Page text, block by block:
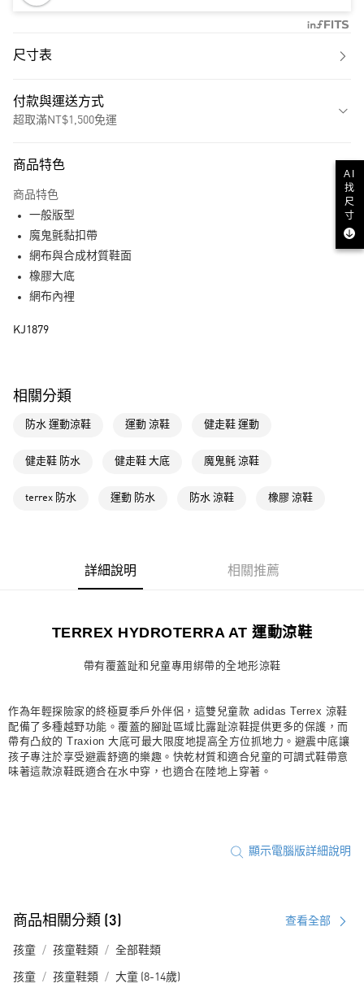
尺寸表
付款與運送方式
超取滿NT$1,500免運
LINE Pay
全家取貨付款
付款後全家取貨
每筆NT$80，滿NT$1,500(含以上)免運費
付款後萊爾富取貨
每筆NT$80，滿NT$1,500(含以上)免運費
每筆NT$80，滿NT$1,500(含以上)免運費
每筆NT$80，滿NT$1,500(含以上)免運費
商品特色
商品特色
一般版型
魔鬼氈黏扣帶
網布與合成材質鞋面
橡膠大底
網布內裡
KJ1879
相關分類
防水 運動涼鞋 運動 涼鞋 健走鞋 運動
健走鞋 防水 健走鞋 大底 魔鬼氈 涼鞋
terrex 防水 運動 防水 防水 涼鞋 橡膠 涼鞋
詳細說明 相關推薦
TERREX HYDROTERRA AT 運動涼鞋
帶有覆蓋趾和兒童專用綁帶的全地形涼鞋
作為年輕探險家的終極夏季戶外伴侶，這雙兒童款 adidas Terrex 涼鞋
配備了多種越野功能。覆蓋的腳趾區域比露趾涼鞋提供更多的保護，而
帶有凸紋的 Traxion 大底可最大限度地提高全方位抓地力。避震中底讓
孩子專注於享受避震舒適的樂趣。快乾材質和適合兒童的可調式鞋帶意
味著這款涼鞋既適合在水中穿，也適合在陸地上穿著。
顯示電腦版詳細說明
商品相關分類 (3) 查看全部
孩童 孩童鞋類 全部鞋類
孩童 孩童鞋類 大童 (8-14歲)
AI
找
尺
寸